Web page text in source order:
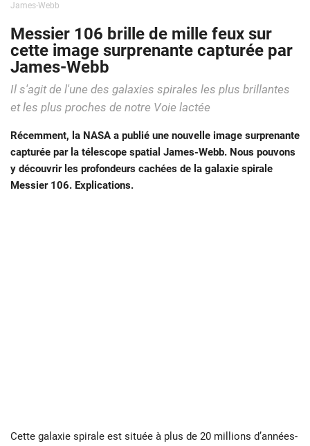
James-Webb
Messier 106 brille de mille feux sur
cette image surprenante capturée par
James-Webb
Il s'agit de l'une des galaxies spirales les plus brillantes
et les plus proches de notre Voie lactée
Récemment, la NASA a publié une nouvelle image surprenante
capturée par la télescope spatial James-Webb. Nous pouvons
y découvrir les profondeurs cachées de la galaxie spirale
Messier 106. Explications.
Cette galaxie spirale est située à plus de 20 millions d’années-